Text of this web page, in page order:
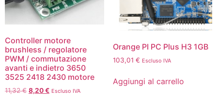
Controller motore
brushless / regolatore
PWM / commutazione
avanti e indietro 3650
3525 2418 2430 motore
11,32€ 8,20€ Escluso IVA
Orange PI PC Plus H3 1GB
103,01 € Escluso IVA
Aggiungi al carrello